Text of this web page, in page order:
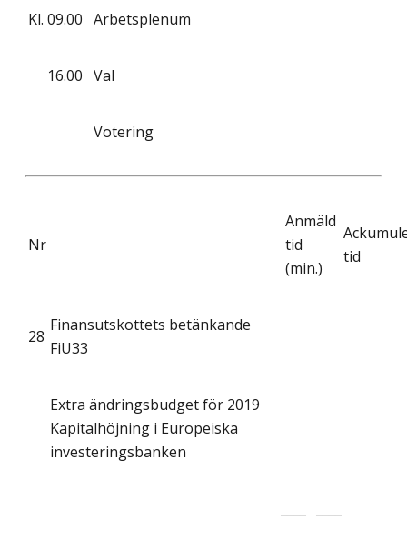
Kl. 09.00 Arbetsplenum
16.00 Val
Votering
Nr
Anmäld
tid
(min.)
tid
28
Finansutskottets betänkande
FiU33
Extra ändringsbudget för 2019
Kapitalhöjning i Europeiska
investeringsbanken